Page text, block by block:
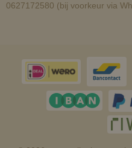
0627172580 (bij voorkeur via